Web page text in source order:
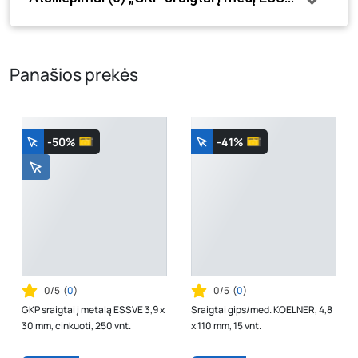
kaina, kuri galioja pirkimo metu.
Panašios prekės
-50%
0/5 (0)
GKP sraigtai į metalą ESSVE 3,9 x
30 mm, cinkuoti, 250 vnt.
-41%
0/5 (0)
Sraigtai gips/med. KOELNER, 4,8
x 110 mm, 15 vnt.